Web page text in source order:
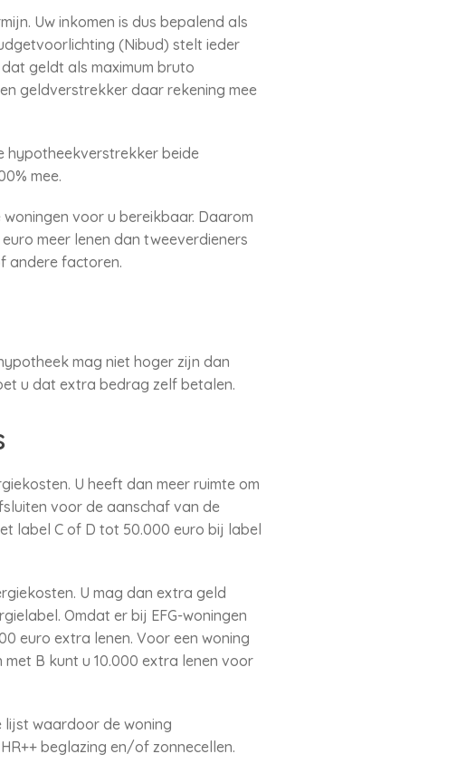
Uw inkomen is dus bepalend als
(Nibud) stelt ieder
geldt als maximum bruto
geldverstrekker daar rekening mee
hypotheekverstrekker beide
mee.
voor u bereikbaar. Daarom
meer lenen dan tweeverdieners
andere factoren.
mag niet hoger zijn dan
u dat extra bedrag zelf betalen.
U heeft dan meer ruimte om
voor de aanschaf van de
label C of D tot 50.000 euro bij label
U mag dan extra geld
Omdat er bij EFG-woningen
euro extra lenen. Voor een woning
B kunt u 10.000 extra lenen voor
lijst waardoor de woning
beglazing en/of zonnecellen.